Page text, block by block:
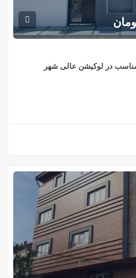
در لوکیشن عالی شهر